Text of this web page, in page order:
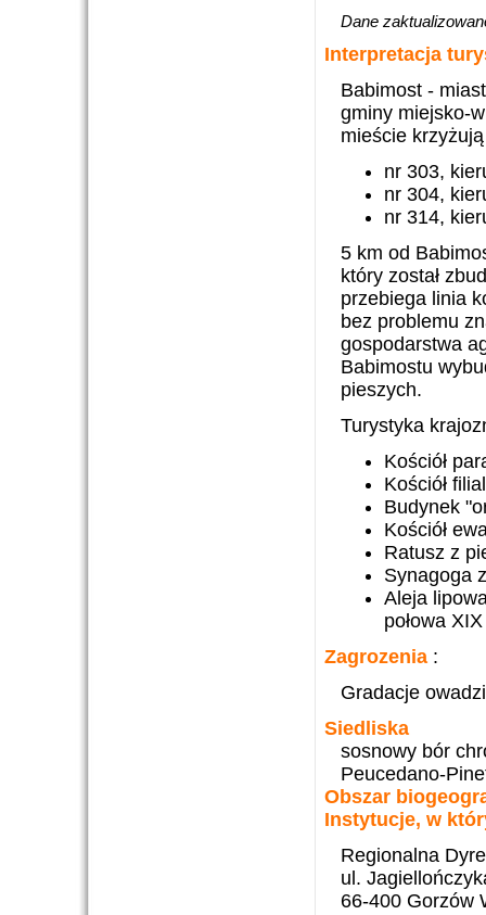
Dane
Interpretacja
Babimost -
gminy miejsko-
mieście
nr 303,
nr 304,
nr 314,
5 km od
który został
przebiega linia
bez problemu
gospodarstwa
Babimostu
pieszych.
Turystyka
Kościół
Kościół
Budynek
Kościół
Ratusz z
Synagoga
Aleja
połowa
Zagrozenia :
Gradacje
Siedliska
sosnowy bór
Peucedano-
Obszar
Instytucje, w
Regionalna
ul.
66-400 Gorzów